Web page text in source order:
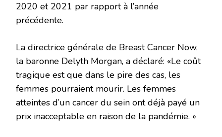
2020 et 2021 par rapport à l’année
précédente.
La directrice générale de Breast Cancer Now,
la baronne Delyth Morgan, a déclaré: «Le coût
tragique est que dans le pire des cas, les
femmes pourraient mourir. Les femmes
atteintes d’un cancer du sein ont déjà payé un
prix inacceptable en raison de la pandémie. »